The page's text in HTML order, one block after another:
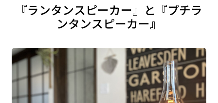
『ランタンスピーカー』と『プチラ
ンタンスピーカー』